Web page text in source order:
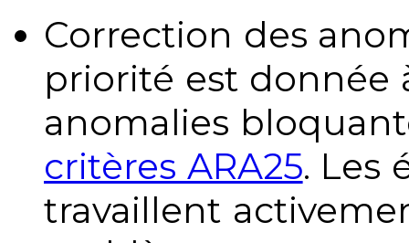
Correction des
priorité est donnée
anomalies
critères ARA25. Les
travaillent